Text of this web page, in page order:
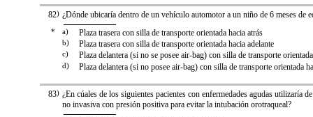
)
82 ¿Dónde ubicaría dentro de un vehículo automotor a un niño de 6 meses de
* a) Plaza trasera con silla de transporte orientada hacia atrás
b) Plaza trasera con silla de transporte orientada hacia adelante
c) Plaza delantera (si no se posee air-bag) con silla de transporte
d) Plaza delantera (si no posee air-bag) con silla de transporte orientada
)
83 ¿En cúales de los siguientes pacientes con enfermedades agudas utilizaría
no invasiva con presión positiva para evitar la intubación orotraqueal?